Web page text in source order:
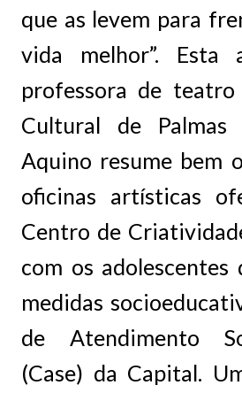
que as levem para
vida melhor”. Esta
professora de teatro
Cultural de Palmas
Aquino resume bem
oficinas artísticas
Centro de
com os adolescentes
medidas
de Atendimento
(Case) da Capital.